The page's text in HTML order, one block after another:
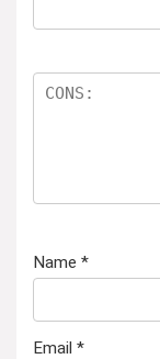
Name *
Email *